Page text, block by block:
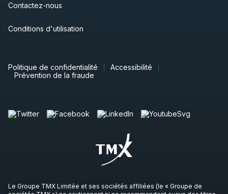
Contactez-nous
Conditions d'utilisation
Politique de confidentialité
Accessibilité
Prévention de la fraude
Le Groupe TMX Limitée et ses sociétés affiliées (le « Groupe de